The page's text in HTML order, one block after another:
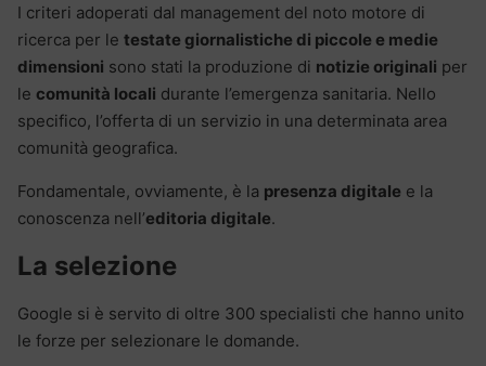
I criteri adoperati dal management del noto motore di
ricerca per le testate giornalistiche di piccole e medie
dimensioni sono stati la produzione di notizie originali per
le comunità locali durante l’emergenza sanitaria. Nello
specifico, l’offerta di un servizio in una determinata area
comunità geografica.
Fondamentale, ovviamente, è la presenza digitale e la
conoscenza nell’editoria digitale.
La selezione
Google si è servito di oltre 300 specialisti che hanno unito
le forze per selezionare le domande.